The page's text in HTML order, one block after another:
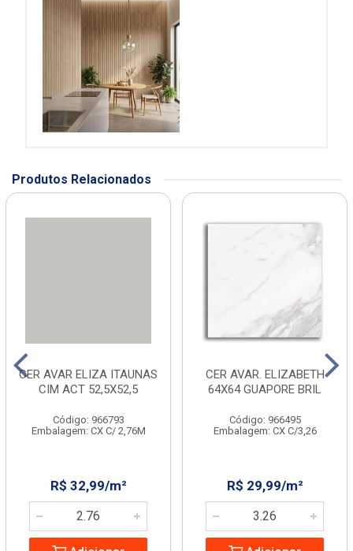
Produtos Relacionados
CER AVAR ELIZA ITAUNAS
CIM ACT 52,5X52,5
Código: 966793
Embalagem: CX C/ 2,76M
R$ 32,99/m²
CER AVAR. ELIZABETH
64X64 GUAPORE BRIL
Código: 966495
Embalagem: CX C/3,26
R$ 29,99/m²